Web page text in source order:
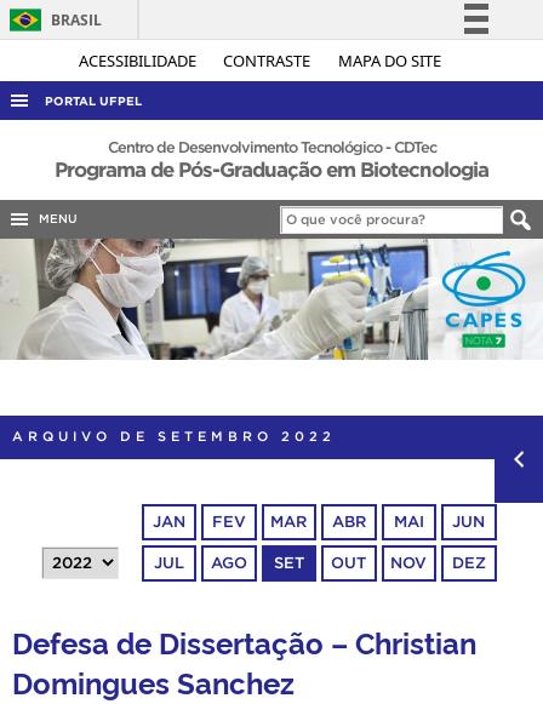
ACESSIBILIDADE CONTRASTE MAPA DO SITE
BRASIL
Simplifique!
Acesso à informação
Legislação
Canais
PORTAL UFPEL
ACESSO À INFORMAÇÃO
AUDITORIA
COBALTO
CONCURSOS
EDITAIS
INTERNACIONAL
PORTARIAS
Centro de Desenvolvimento Tecnológico - CDTec
Programa de Pós-Graduação em Biotecnologia
MENU
ARQUIVO DE SETEMBRO 2022
JAN FEV MAR ABR MAI JUN
JUL AGO SET OUT NOV DEZ
Defesa de Dissertação – Christian
Domingues Sanchez